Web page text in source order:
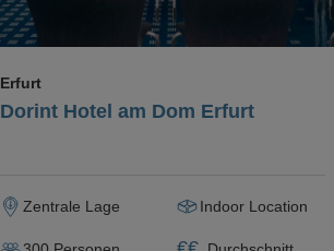
Dorint Hotel am Dom Erfurt
Erfurt
Zentrale Lage Indoor Location